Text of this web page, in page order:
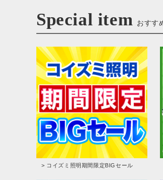
Special item おすす
> コイズミ照明期間限定BIGセール